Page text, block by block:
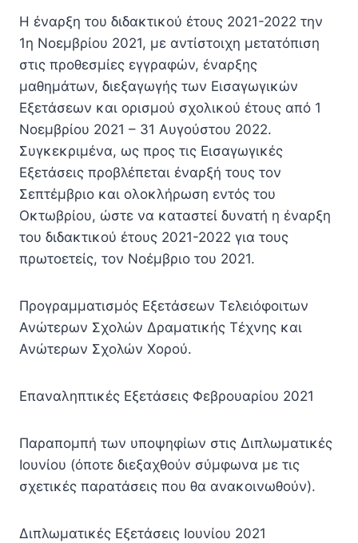
Η έναρξη του διδακτικού έτους 2021-2022 την
1η Νοεμβρίου 2021, με αντίστοιχη μετατόπιση
στις προθεσμίες εγγραφών, έναρξης
μαθημάτων, διεξαγωγής των Εισαγωγικών
Εξετάσεων και ορισμoύ σχολικού έτους από 1
Νοεμβρίου 2021 – 31 Αυγούστου 2022.
Συγκεκριμένα, ως προς τις Εισαγωγικές
Εξετάσεις προβλέπεται έναρξή τους τον
Σεπτέμβριο και ολοκλήρωση εντός του
Οκτωβρίου, ώστε να καταστεί δυνατή η έναρξη
του διδακτικού έτους 2021-2022 για τους
πρωτοετείς, τον Νοέμβριο του 2021.
Προγραμματισμός Εξετάσεων Τελειόφοιτων
Ανώτερων Σχολών Δραματικής Τέχνης και
Ανώτερων Σχολών Χορού.
Επαναληπτικές Εξετάσεις Φεβρουαρίου 2021
Παραπομπή των υποψηφίων στις Διπλωματικές
Ιουνίου (όποτε διεξαχθούν σύμφωνα με τις
σχετικές παρατάσεις που θα ανακοινωθούν).
Διπλωματικές Εξετάσεις Ιουνίου 2021